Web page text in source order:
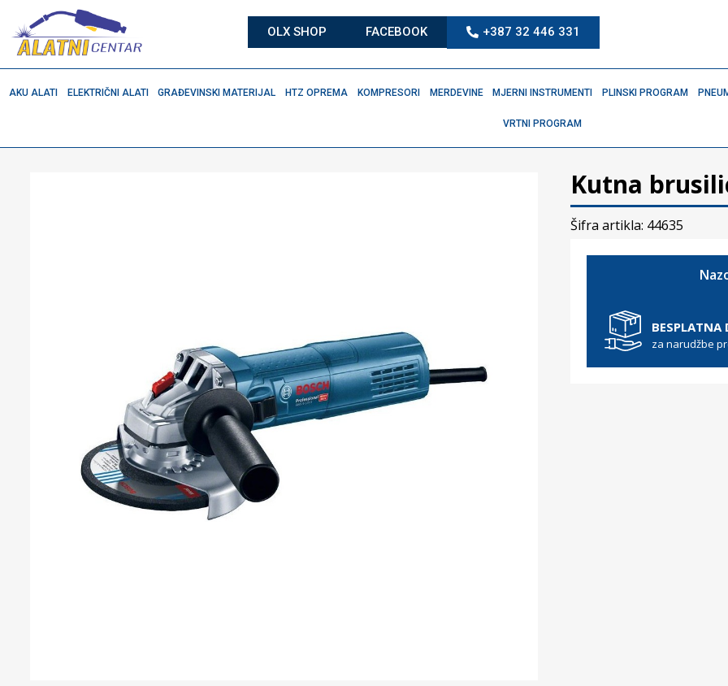
OLX SHOP FACEBOOK +387 32 446 331
AKU ALATI ELEKTRIČNI ALATI GRAĐEVINSKI MATERIJAL HTZ OPREMA KOMPRESORI MERDEVINE MJERNI INSTRUMENTI PLINSKI PROGRAM
VRTNI PROGRAM
Kutna
Šifra artikla: 44635
BESPLATNA
za narudžbe